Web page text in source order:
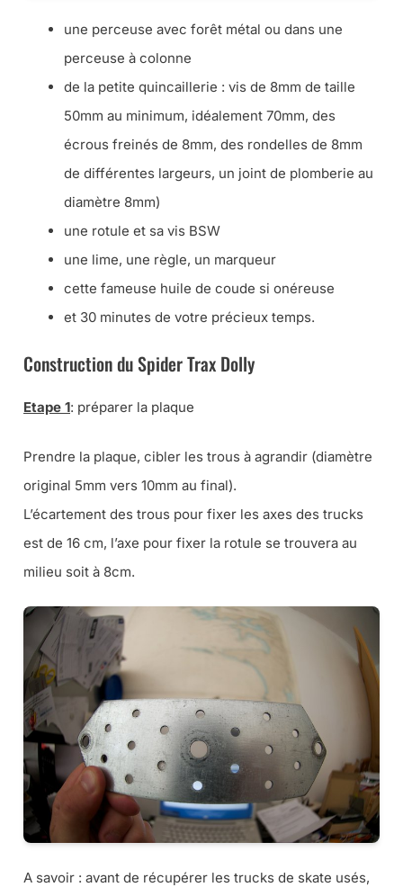
une perceuse avec forêt métal ou dans une
perceuse à colonne
de la petite quincaillerie : vis de 8mm de taille
50mm au minimum, idéalement 70mm, des
écrous freinés de 8mm, des rondelles de 8mm
de différentes largeurs, un joint de plomberie au
diamètre 8mm)
une rotule et sa vis BSW
une lime, une règle, un marqueur
cette fameuse huile de coude si onéreuse
et 30 minutes de votre précieux temps.
Construction du Spider Trax Dolly
Etape 1: préparer la plaque
Prendre la plaque, cibler les trous à agrandir (diamètre
original 5mm vers 10mm au final).
L’écartement des trous pour fixer les axes des trucks
est de 16 cm, l’axe pour fixer la rotule se trouvera au
milieu soit à 8cm.
A savoir : avant de récupérer les trucks de skate usés,